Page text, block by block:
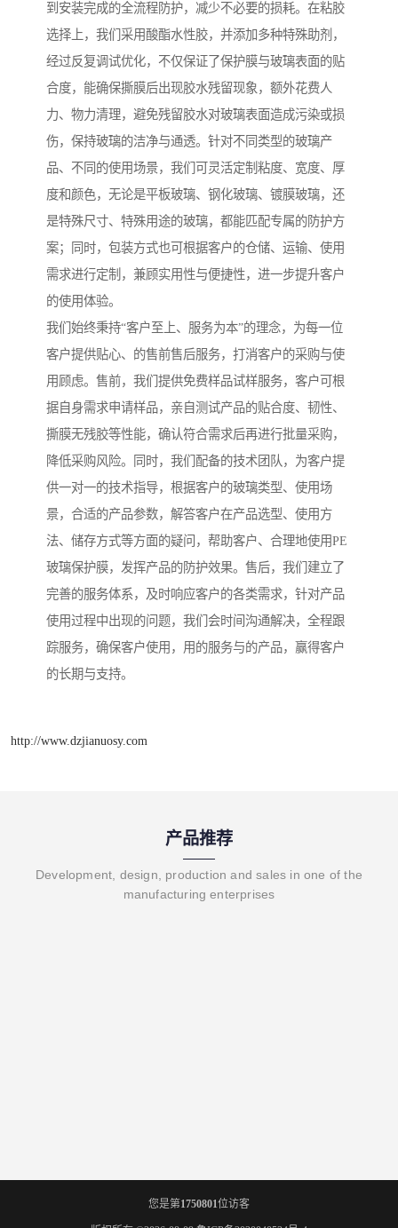
到安装完成的全流程防护，减少不必要的损耗。在粘胶
选择上，我们采用酸酯水性胶，并添加多种特殊助剂，
经过反复调试优化，不仅保证了保护膜与玻璃表面的贴
合度，能确保撕膜后出现胶水残留现象，额外花费人
力、物力清理，避免残留胶水对玻璃表面造成污染或损
伤，保持玻璃的洁净与通透。针对不同类型的玻璃产
品、不同的使用场景，我们可灵活定制粘度、宽度、厚
度和颜色，无论是平板玻璃、钢化玻璃、镀膜玻璃，还
是特殊尺寸、特殊用途的玻璃，都能匹配专属的防护方
案；同时，包装方式也可根据客户的仓储、运输、使用
需求进行定制，兼顾实用性与便捷性，进一步提升客户
的使用体验。
我们始终秉持“客户至上、服务为本”的理念，为每一位
客户提供贴心、的售前售后服务，打消客户的采购与使
用顾虑。售前，我们提供免费样品试样服务，客户可根
据自身需求申请样品，亲自测试产品的贴合度、韧性、
撕膜无残胶等性能，确认符合需求后再进行批量采购，
降低采购风险。同时，我们配备的技术团队，为客户提
供一对一的技术指导，根据客户的玻璃类型、使用场
景，合适的产品参数，解答客户在产品选型、使用方
法、储存方式等方面的疑问，帮助客户、合理地使用PE
玻璃保护膜，发挥产品的防护效果。售后，我们建立了
完善的服务体系，及时响应客户的各类需求，针对产品
使用过程中出现的问题，我们会时间沟通解决，全程跟
踪服务，确保客户使用，用的服务与的产品，赢得客户
的长期与支持。
http://www.dzjianuosy.com
产品推荐
Development, design, production and sales in one of the
manufacturing enterprises
您是第1750801位访客